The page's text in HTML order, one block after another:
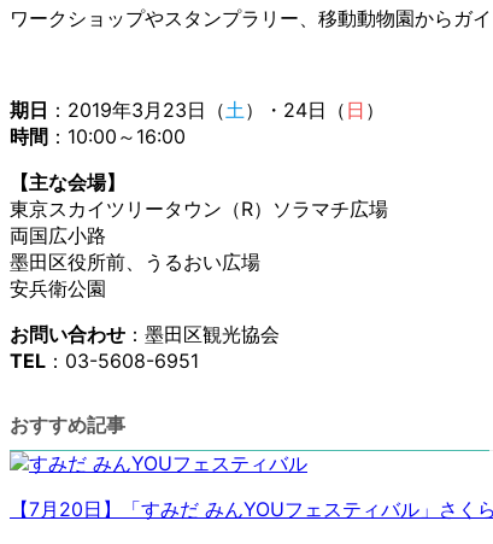
ワークショップやスタンプラリー、移動動物園からガ
期日 ：2019年3月23日（土）・24日（ 日 ）
時間 ：10:00～16:00
【主な会場】
東京スカイツリータウン（R）ソラマチ広場
両国広小路
墨田区役所前、うるおい広場
安兵衛公園
お問い合わせ ：墨田区観光協会
TEL ：03-5608-6951
おすすめ記事
【7月20日】「すみだ みんYOUフェスティバル」さく